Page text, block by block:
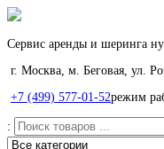
Сервис аренды и шеринга
г. Москва, м. Беговая, ул.
+7 (499) 577-01-52режим
: